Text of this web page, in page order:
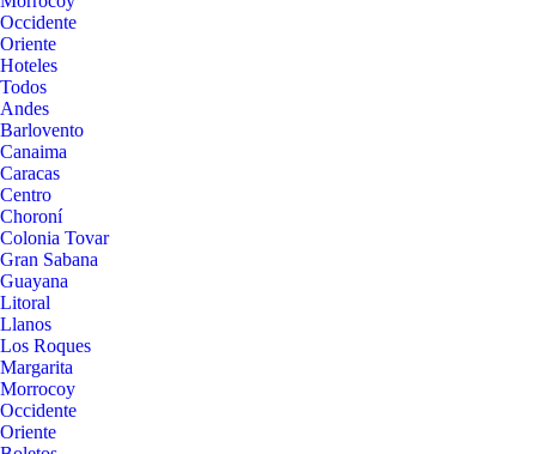
Occidente
Oriente
Hoteles
Todos
Andes
Barlovento
Canaima
Caracas
Centro
Choroní
Colonia Tovar
Gran Sabana
Guayana
Litoral
Llanos
Los Roques
Margarita
Morrocoy
Occidente
Oriente